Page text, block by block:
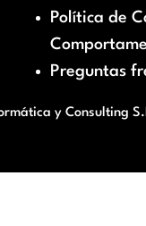
Política de
Preguntas
y Consulting